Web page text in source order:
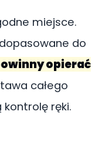
miejsce.
do
opierać
całego
kontrolę ręki.